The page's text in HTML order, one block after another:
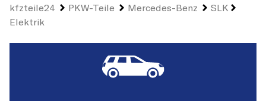
kfzteile24 PKW-Teile Mercedes-Benz
SLK
Elektrik